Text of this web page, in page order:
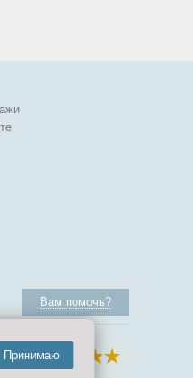
Вам помочь?
Принимаю